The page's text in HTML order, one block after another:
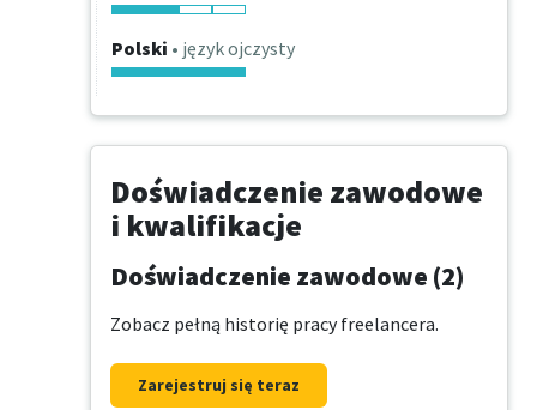
Polski • język ojczysty
Doświadczenie zawodowe
i kwalifikacje
Doświadczenie zawodowe (2)
Zobacz pełną historię pracy freelancera.
Zarejestruj się teraz